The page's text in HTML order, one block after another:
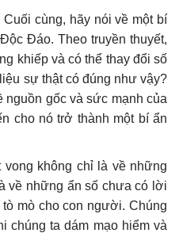
Cuối cùng, hãy nói về một bí
Đáo. Theo truyền thuyết,
khiếp và có thể thay đổi số
sự thật có đúng như vậy?
gốc và sức mạnh của
cho nó trở thành một bí ẩn
không chỉ là về những
về những ẩn số chưa có lời
mò cho con người. Chúng
chúng ta dám mạo hiểm và